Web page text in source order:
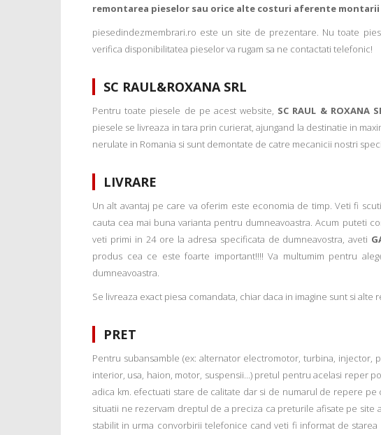
remontarea pieselor sau orice alte costuri aferente montarii
piesedindezmembrari.ro este un site de prezentare. Nu toate
verifica disponibilitatea pieselor va rugam sa ne contactati telefonic!
SC RAUL&ROXANA SRL
Pentru toate piesele de pe acest website, SC RAUL & ROXANA
piesele se livreaza in tara prin curierat, ajungand la destinatie in
nerulate in Romania si sunt demontate de catre mecanicii nostri
LIVRARE
Un alt avantaj pe care va oferim este economia de timp. Veti fi
cauta cea mai buna varianta pentru dumneavoastra. Acum puteti
veti primi in 24 ore la adresa specificata de dumneavostra, aveti
produs cea ce este foarte important!!!! Va multumim pentru
dumneavoastra.
Se livreaza exact piesa comandata, chiar daca in imagine sunt si alte
PRET
Pentru subansamble (ex: alternator electromotor, turbina, injector,
interior, usa, haion, motor, suspensii...) pretul pentru acelasi reper
adica km. efectuati stare de calitate dar si de numarul de repere
situatii ne rezervam dreptul de a preciza ca preturile afisate pe site
stabilit in urma convorbirii telefonice cand veti fi informat de